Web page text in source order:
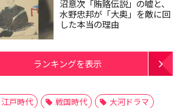
沼意次「賄賂伝説」の嘘と、
水野忠邦が「大奥」を敵に回
した本当の理由
ランキングを表示
江戸時代 戦国時代
大河ドラマ